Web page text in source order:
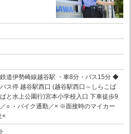
鉄道伊勢崎線越谷駅 ・車8分・バス15分 ◆
ス停 越谷駅西口 (越谷駅西口～しらこば
と水上公園行)宮本小学校入口 下車徒歩9
○ ・バイク通勤／× ※面接時のマイカー
×